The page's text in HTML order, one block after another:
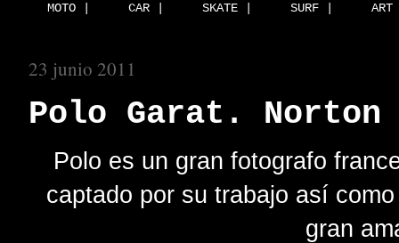
MOTO | CAR | SKATE | SURF |
23 junio 2011
Polo Garat. Norton
Polo es un gran fotografo
captado por su trabajo así
gran